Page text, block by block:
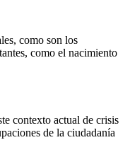
como son los
como el nacimiento
contexto actual de crisis
de la ciudadanía